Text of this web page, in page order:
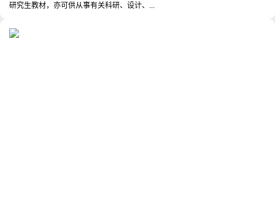
研究生教材，亦可供从事有关科研、设计、...